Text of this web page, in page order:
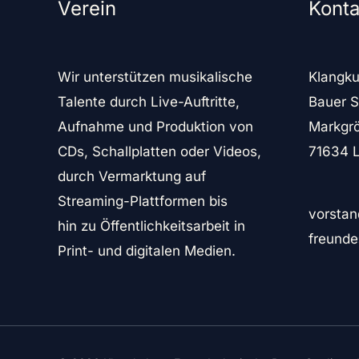
Verein
Wir unterstützen musikalische
Talente durch Live-Auftritte,
Aufnahme und Produktion von
CDs, Schallplatten oder Videos,
durch Vermarktung auf
Streaming-Plattformen bis
hin zu Öffentlichkeitsarbeit in
Print- und digitalen Medien.
Bauer
71634